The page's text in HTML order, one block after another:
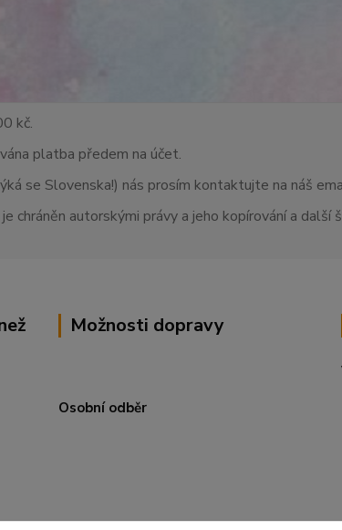
kč.
platba předem na účet.
se Slovenska!) nás prosím kontaktujte na náš
chráněn autorskými právy a jeho kopírování a
Možnosti dopravy
Osobní odběr